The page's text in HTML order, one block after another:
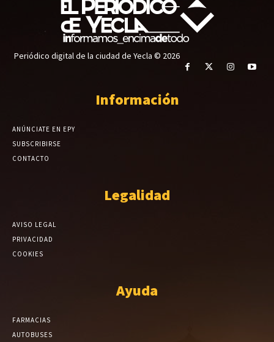
Periódico digital de la ciudad de Yecla © 2026
Información
ANÚNCIATE EN EPY
SUBSCRIBIRSE
CONTACTO
Legalidad
AVISO LEGAL
PRIVACIDAD
COOKIES
Ayuda
FARMACIAS
AUTOBUSES